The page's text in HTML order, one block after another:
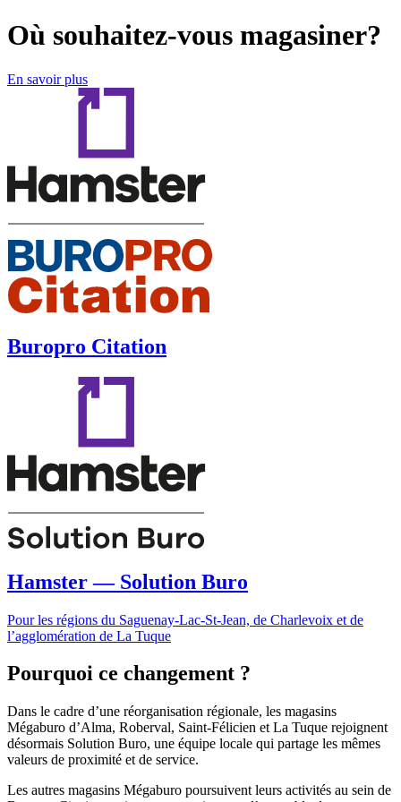
Où souhaitez-vous magasiner?
En savoir plus
Buropro Citation
Hamster — Solution Buro
Pour les régions du Saguenay-Lac-St-Jean, de Charlevoix et de
l’agglomération de La Tuque
Pourquoi ce changement ?
Dans le cadre d’une réorganisation régionale, les magasins
Mégaburo d’Alma, Roberval, Saint-Félicien et La Tuque rejoignent
désormais Solution Buro, une équipe locale qui partage les mêmes
valeurs de proximité et de service.
Les autres magasins Mégaburo poursuivent leurs activités au sein de